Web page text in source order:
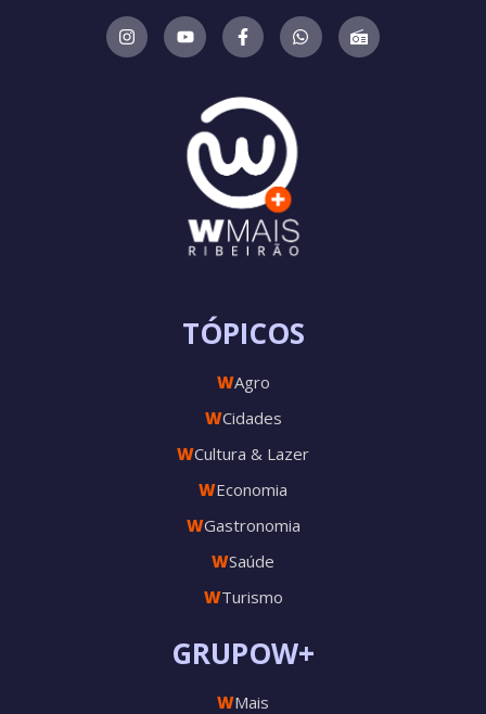
GRUPOW+
WMais
TÓPICOS
WAgro
WCidades
WCultura & Lazer
WEconomia
WGastronomia
WSaúde
WTurismo